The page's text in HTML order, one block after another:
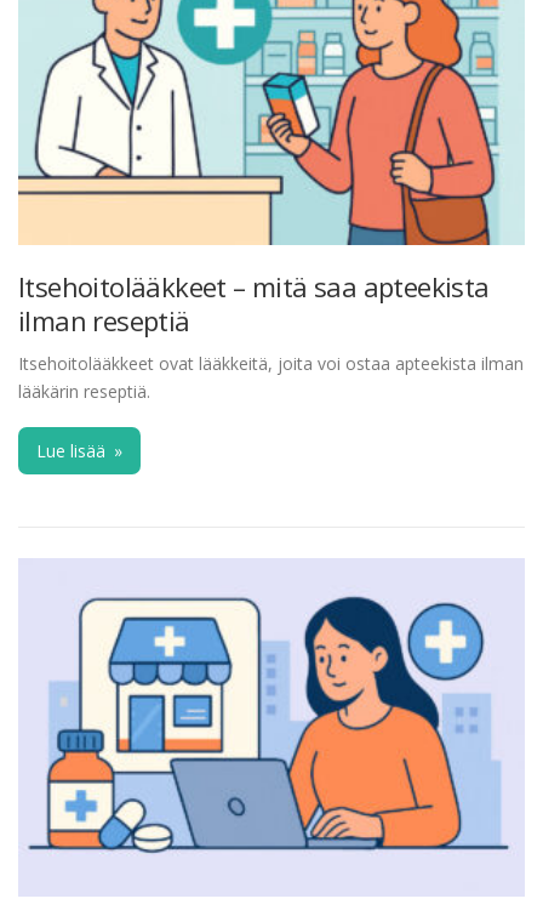
Itsehoitolääkkeet – mitä saa apteekista
ilman reseptiä
Itsehoitolääkkeet ovat lääkkeitä, joita voi ostaa apteekista ilman
lääkärin reseptiä.
Lue lisää »